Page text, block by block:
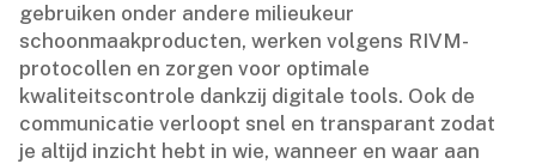
gebruiken onder andere milieukeur
schoonmaakproducten, werken volgens RIVM-
protocollen en zorgen voor optimale
kwaliteitscontrole dankzij digitale tools.​ Ook de
communicatie verloopt snel en transparant zodat
je altijd inzicht hebt in wie, wanneer en waar aan